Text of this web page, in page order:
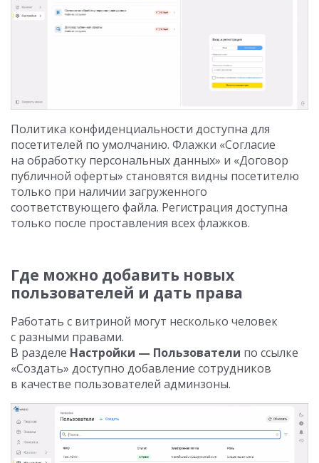
Политика конфиденциальности доступна для
посетителей по умолчанию. Флажки «Согласие
на обработку персональных данных» и «Договор
публичной оферты» становятся видны посетителю
только при наличии загруженного
соответствующего файла. Регистрация доступна
только после проставления всех флажков.
Где можно добавить новых
пользователей и дать права
Работать с витриной могут несколько человек
с разными правами.
В разделе Настройки — Пользователи по ссылке
«Создать» доступно добавление сотрудников
в качестве пользователей админзоны.